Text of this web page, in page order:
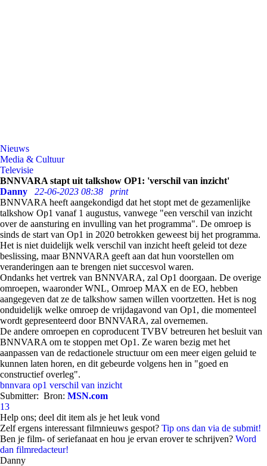
Nieuws
Media & Cultuur
Televisie
BNNVARA stapt uit talkshow OP1: 'verschil van inzicht'
Danny
22-06-2023 08:38
print
BNNVARA heeft aangekondigd dat het stopt met de gezamenlijke
talkshow Op1 vanaf 1 augustus, vanwege "een verschil van inzicht
over de aansturing en invulling van het programma". De omroep is
sinds de start van Op1 in 2020 betrokken geweest bij het programma.
Het is niet duidelijk welk verschil van inzicht heeft geleid tot deze
beslissing, maar BNNVARA geeft aan dat hun voorstellen om
veranderingen aan te brengen niet succesvol waren.
Ondanks het vertrek van BNNVARA, zal Op1 doorgaan. De overige
omroepen, waaronder WNL, Omroep MAX en de EO, hebben
aangegeven dat ze de talkshow samen willen voortzetten. Het is nog
onduidelijk welke omroep de vrijdagavond van Op1, die momenteel
wordt gepresenteerd door BNNVARA, zal overnemen.
De andere omroepen en coproducent TVBV betreuren het besluit van
BNNVARA om te stoppen met Op1. Ze waren bezig met het
aanpassen van de redactionele structuur om een meer eigen geluid te
kunnen laten horen, en dit gebeurde volgens hen in "goed en
constructief overleg".
bnnvara op1 verschil van inzicht
Submitter: Bron: MSN.com
13
Help ons; deel dit item als je het leuk vond
Zelf ergens interessant filmnieuws gespot? Tip ons dan via de submit!
Ben je film- of seriefanaat en hou je ervan erover te schrijven? Word
dan filmredacteur!
Danny